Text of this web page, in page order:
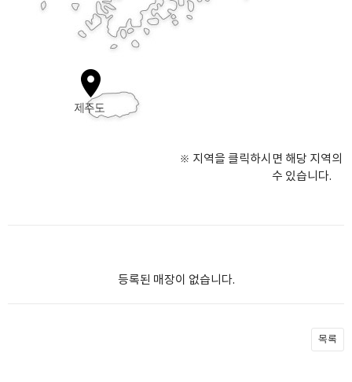
※ 지역을 클릭하시면 해당 지역의
수 있습니다.
등록된 매장이 없습니다.
목록